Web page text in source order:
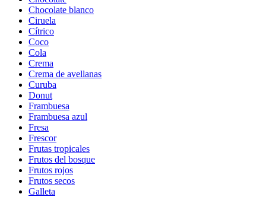
Chocolate blanco
Ciruela
Cítrico
Coco
Cola
Crema
Crema de avellanas
Curuba
Donut
Frambuesa
Frambuesa azul
Fresa
Frescor
Frutas tropicales
Frutos del bosque
Frutos rojos
Frutos secos
Galleta